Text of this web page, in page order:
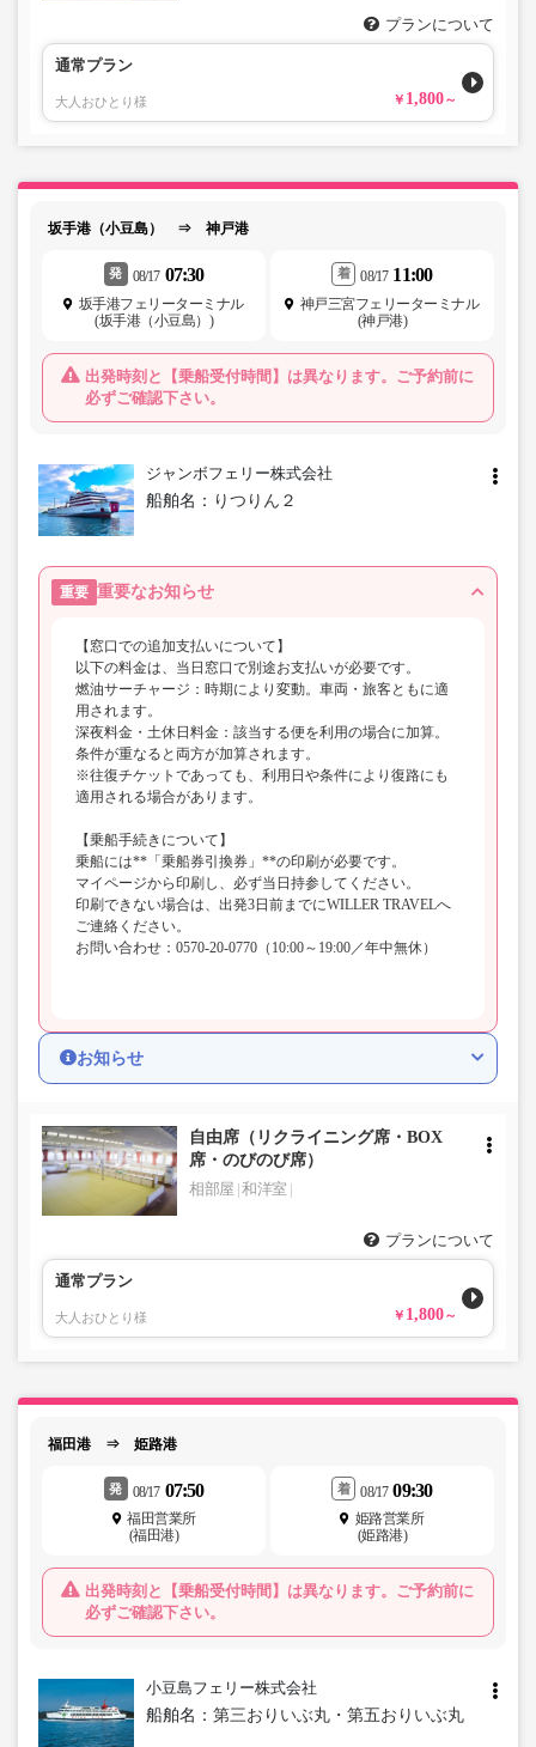
プランについて
通常プラン
大人おひとり様 1,800
坂手港（小豆島） ⇒ 神戸港
発 08/17 07:30
坂手港フェリーターミナル
(坂手港（小豆島）)
出発時刻と【乗船受付時間】は異なります。ご予約前に
必ずご確認下さい。
着 08/17 11:00
神戸三宮フェリーターミナル
(神戸港)
ジャンボフェリー株式会社
船舶名： りつりん２
重要 重要なお知らせ
【窓口での追加支払いについて】
以下の料金は、当日窓口で別途お支払いが必要です。
燃油サーチャージ：時期により変動。車両・旅客ともに適
用されます。
深夜料金・土休日料金：該当する便を利用の場合に加算。
条件が重なると両方が加算されます。
※往復チケットであっても、利用日や条件により復路にも
適用される場合があります。
【乗船手続きについて】
乗船には**「乗船券引換券」**の印刷が必要です。
マイページから印刷し、必ず当日持参してください。
印刷できない場合は、出発3日前までにWILLER TRAVELへ
ご連絡ください。
お問い合わせ：0570-20-0770（10:00～19:00／年中無休）
お知らせ
自由席（リクライニング席・BOX
席・のびのび席）
相部屋 和洋室
プランについて
通常プラン
大人おひとり様 1,800
福田港 ⇒ 姫路港
発 08/17 07:50
福田営業所
(福田港)
出発時刻と【乗船受付時間】は異なります。ご予約前に
必ずご確認下さい。
着 08/17 09:30
姫路営業所
(姫路港)
小豆島フェリー株式会社
船舶名： 第三おりいぶ丸・第五おりいぶ丸